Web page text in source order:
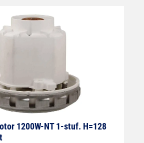
1200W-NT 1-stuf. H=128